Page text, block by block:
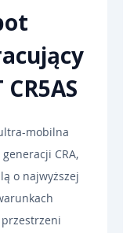
mobilna
CRA,
o najwyższej